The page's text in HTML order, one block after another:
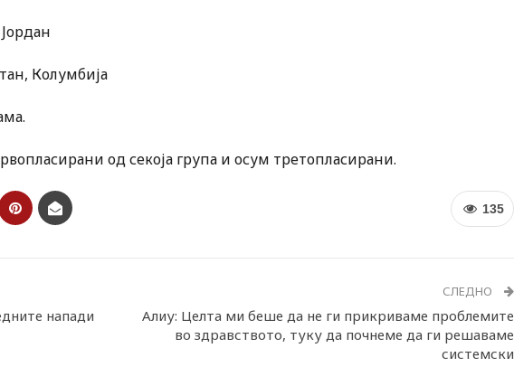
Колумбија
од секоја група и осум третопласирани.
135
напади
СЛЕДНО
Алиу: Целта ми беше да не ги прикриваме проблемите
во здравството, туку да почнеме да ги решаваме
системски